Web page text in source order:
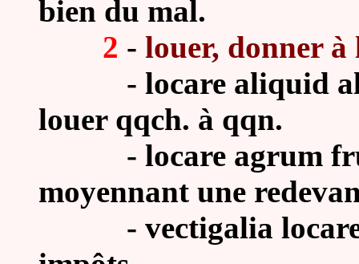
bien du mal.
2 - louer, donner à
- locare aliquid
louer qqch. à qqn.
- locare agrum
moyennant une
- vectigalia locare :